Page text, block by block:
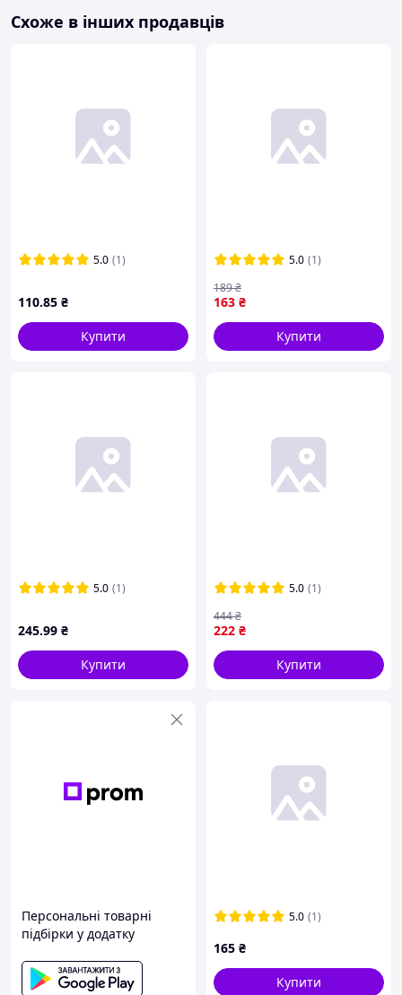
Схоже в інших продавців
5.0 (1)
110.85 ₴
Купити
5.0 (1)
163 ₴
189₴
Купити
5.0 (1)
245.99 ₴
Купити
5.0 (1)
222 ₴
444₴
Купити
Персональні товарні
підбірки у додатку
5.0 (1)
165 ₴
Купити